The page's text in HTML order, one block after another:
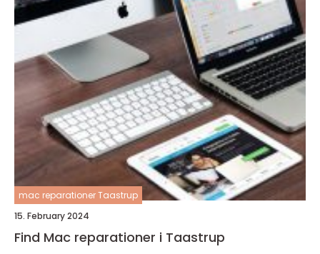
mac reparationer Taastrup
15. February 2024
Find Mac reparationer i Taastrup